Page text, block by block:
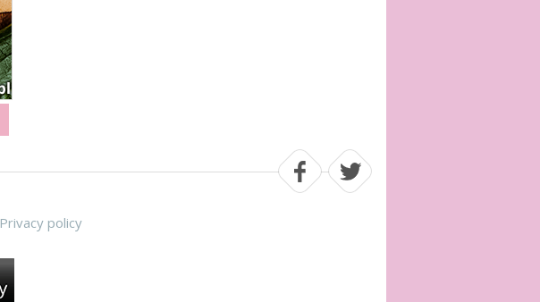
Privacy policy